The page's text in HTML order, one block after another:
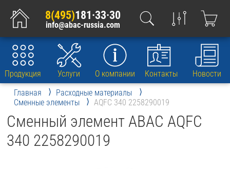
8(495)181·33·30
info@abac-russia.com
Продукция Услуги О компании Контакты
Новости
Главная
Расходные материалы
Сменные элементы
AQFC 340 2258290019
Сменный элемент ABAC AQFC
340 2258290019